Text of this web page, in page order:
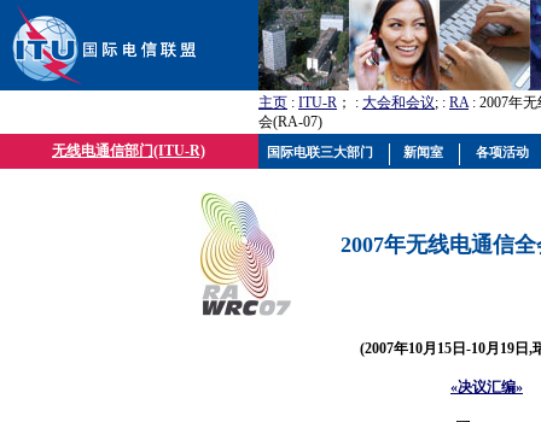
主页 : ITU-R ； : 大会和会议; : RA: 2007年
会(RA-07)
无线电通信部门(ITU-R)
2007年无线电通信
(2007年10月15日-10月19日,
«决议汇编»
国际电联三大部门 新闻室 各项活动